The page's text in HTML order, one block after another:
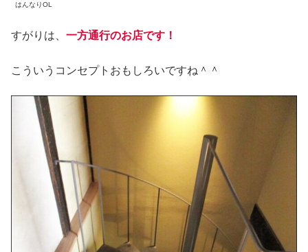
はんなりOL
すがりは、 一方通行のお店です！
こういうコンセプトおもしろいですね＾＾